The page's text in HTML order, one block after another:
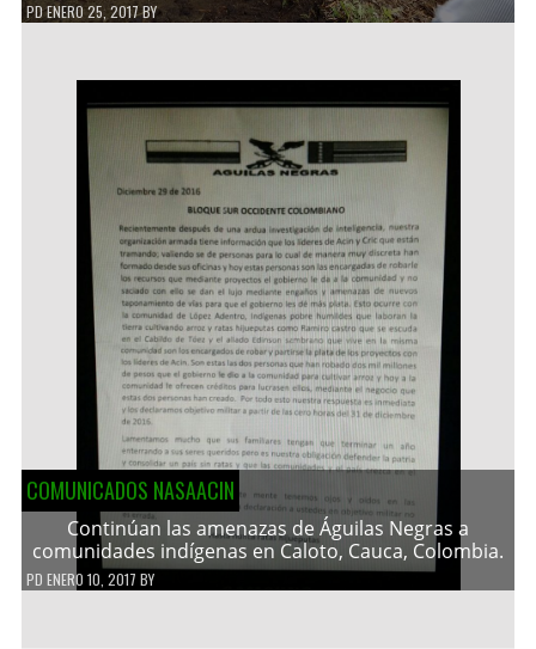
PDENERO 25, 2017BY
COMUNICADOS NASAACIN
Continúan las amenazas de Águilas Negras a
comunidades indígenas en Caloto, Cauca, Colombia.
PD ENERO 10, 2017 BY